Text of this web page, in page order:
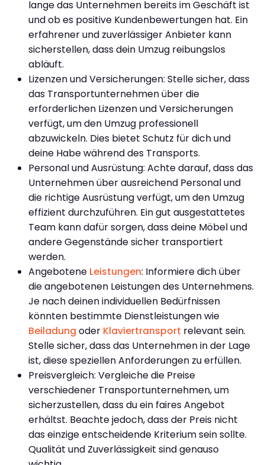
lange das Unternehmen bereits im Geschäft ist
und ob es positive Kundenbewertungen hat. Ein
erfahrener und zuverlässiger Anbieter kann
sicherstellen, dass dein Umzug reibungslos
abläuft.
Lizenzen und Versicherungen: Stelle sicher, dass
das Transportunternehmen über die
erforderlichen Lizenzen und Versicherungen
verfügt, um den Umzug professionell
abzuwickeln. Dies bietet Schutz für dich und
deine Habe während des Transports.
Personal und Ausrüstung: Achte darauf, dass das
Unternehmen über ausreichend Personal und
die richtige Ausrüstung verfügt, um den Umzug
effizient durchzuführen. Ein gut ausgestattetes
Team kann dafür sorgen, dass deine Möbel und
andere Gegenstände sicher transportiert
werden.
Angebotene Leistungen: Informiere dich über
die angebotenen Leistungen des Unternehmens.
Je nach deinen individuellen Bedürfnissen
könnten bestimmte Dienstleistungen wie
Beiladung oder Klaviertransport relevant sein.
Stelle sicher, dass das Unternehmen in der Lage
ist, diese speziellen Anforderungen zu erfüllen.
Preisvergleich: Vergleiche die Preise
verschiedener Transportunternehmen, um
sicherzustellen, dass du ein faires Angebot
erhältst. Beachte jedoch, dass der Preis nicht
das einzige entscheidende Kriterium sein sollte.
Qualität und Zuverlässigkeit sind genauso